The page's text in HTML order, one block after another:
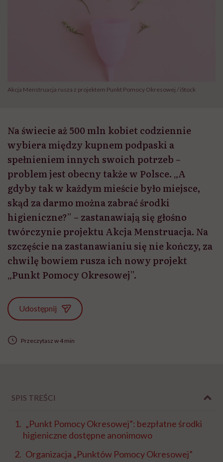
Akcja Menstruacja rusza z projektem Punkt Pomocy Okresowej / iStock
Na świecie aż 500 mln kobiet codziennie
wybiera między kupnem podpaski a
spełnieniem innych swoich potrzeb –
problem jest obecny także w Polsce. „A
gdyby tak w każdym mieście było miejsce,
skąd za darmo można zabrać środki
higieniczne?” – zastanawiają się głośno
twórczynie projektu Akcja Menstruacja. Na
szczęście na zastanawianiu się nie kończy, za
chwilę bowiem rusza ich nowy projekt
„Punkt Pomocy Okresowej”.
Udostępnij
Przeczytasz w 4 min
SPIS TREŚCI
„Punkt Pomocy Okresowej”: bezpłatne środki
higieniczne dostępne anonimowo
Organizacja „Punktów Pomocy Okresowej”